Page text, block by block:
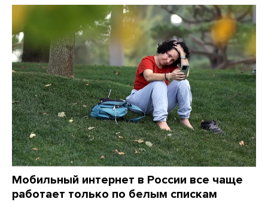
Мобильный интернет в России все чаще
работает только по белым спискам